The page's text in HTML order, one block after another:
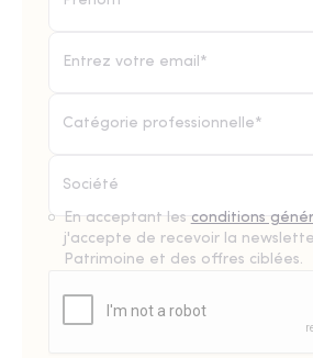
Catégorie professionnelle*
En acceptant les conditions
j'accepte de recevoir la
Patrimoine et des offres ciblées.